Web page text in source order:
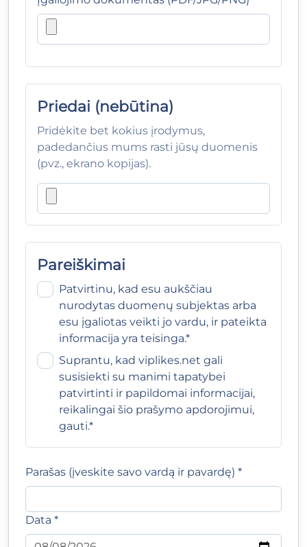
Priedai (nebūtina)
Pridėkite bet kokius įrodymus,
padedančius mums rasti jūsų duomenis
(pvz., ekrano kopijas).
Pareiškimai
Patvirtinu, kad esu aukščiau
nurodytas duomenų subjektas arba
esu įgaliotas veikti jo vardu, ir pateikta
informacija yra teisinga.*
Suprantu, kad viplikes.net gali
susisiekti su manimi tapatybei
patvirtinti ir papildomai informacijai,
reikalingai šio prašymo apdorojimui,
gauti.*
Parašas (įveskite savo vardą ir pavardę) *
Data *